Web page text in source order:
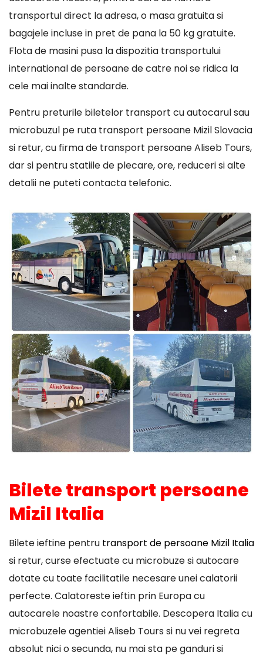
transportul direct la adresa, o masa gratuita si
bagajele incluse in pret de pana la 50 kg gratuite.
Flota de masini pusa la dispozitia transportului
international de persoane de catre noi se ridica la
cele mai inalte standarde.
Pentru preturile biletelor transport cu autocarul sau
microbuzul pe ruta transport persoane Mizil Slovacia
si retur, cu firma de transport persoane Aliseb Tours,
dar si pentru statiile de plecare, ore, reduceri si alte
detalii ne puteti contacta telefonic.
Bilete transport persoane
Mizil Italia
Bilete ieftine pentru transport de persoane Mizil Italia
si retur, curse efectuate cu microbuze si autocare
dotate cu toate facilitatile necesare unei calatorii
perfecte. Calatoreste ieftin prin Europa cu
autocarele noastre confortabile. Descopera Italia cu
microbuzele agentiei Aliseb Tours si nu vei regreta
absolut nici o secunda, nu mai sta pe ganduri si